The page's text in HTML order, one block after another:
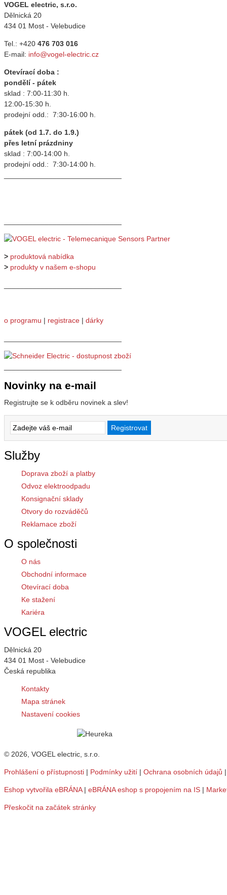
VOGEL electric, s.r.o.
Dělnická 20
434 01 Most - Velebudice
Tel.: +420 476 703 016
E-mail: info@vogel-electric.cz
Otevírací doba :
pondělí - pátek
sklad : 7:00-11:30 h.
12:00-15:30 h.
prodejní odd.: 7:30-16:00 h.
pátek (od 1.7. do 1.9.)
přes letní prázdniny
sklad : 7:00-14:00 h.
prodejní odd.: 7:30-14:00 h.
> produktová nabídka
> produkty v našem e-shopu
o programu | registrace | dárky
Novinky na e-mail
Registrujte se k odběru novinek a slev!
Služby
Doprava zboží a platby
Odvoz elektroodpadu
Konsignační sklady
Otvory do rozváděčů
Reklamace zboží
O společnosti
O nás
Obchodní informace
Otevírací doba
Ke stažení
Kariéra
VOGEL electric
Dělnická 20
434 01 Most - Velebudice
Česká republika
Kontakty
Mapa stránek
Nastavení cookies
© 2026, VOGEL electric, s.r.o.
Prohlášení o přístupnosti | Podmínky užití | Ochrana osobních údajů
Eshop vytvořila eBRÁNA| eBRÁNA eshop s propojením na IS |
Přeskočit na začátek stránky